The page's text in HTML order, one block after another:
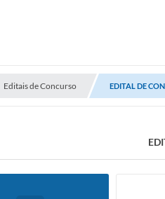
Editais de Concurso EDITAL DE